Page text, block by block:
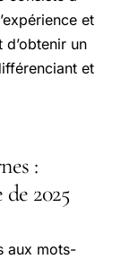
et
un
et
:
2025
aux mots-